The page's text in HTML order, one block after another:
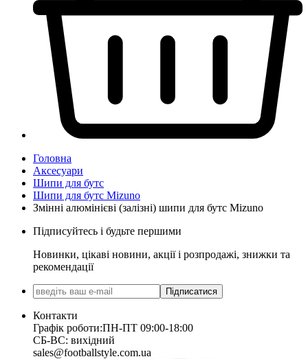
Головна
Аксесуари
Шипи для бутс
Шипи для бутс Mizuno
Змінні алюмінієві (залізні) шипи для бутс Mizuno
Підписуйтесь і будьте першими
Новинки, цікаві новини, акції і розпродажі, знижки та
рекомендації
Підписатися
Контакти
Графік роботи:ПН-ПТ 09:00-18:00
СБ-ВС: вихідний
sales@footballstyle.com.ua